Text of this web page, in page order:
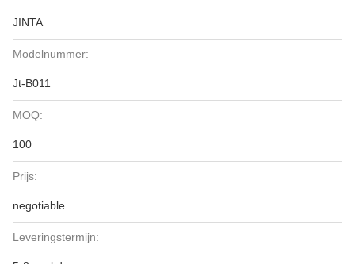
JINTA
Modelnummer:
Jt-B011
MOQ:
100
Prijs:
negotiable
Leveringstermijn: